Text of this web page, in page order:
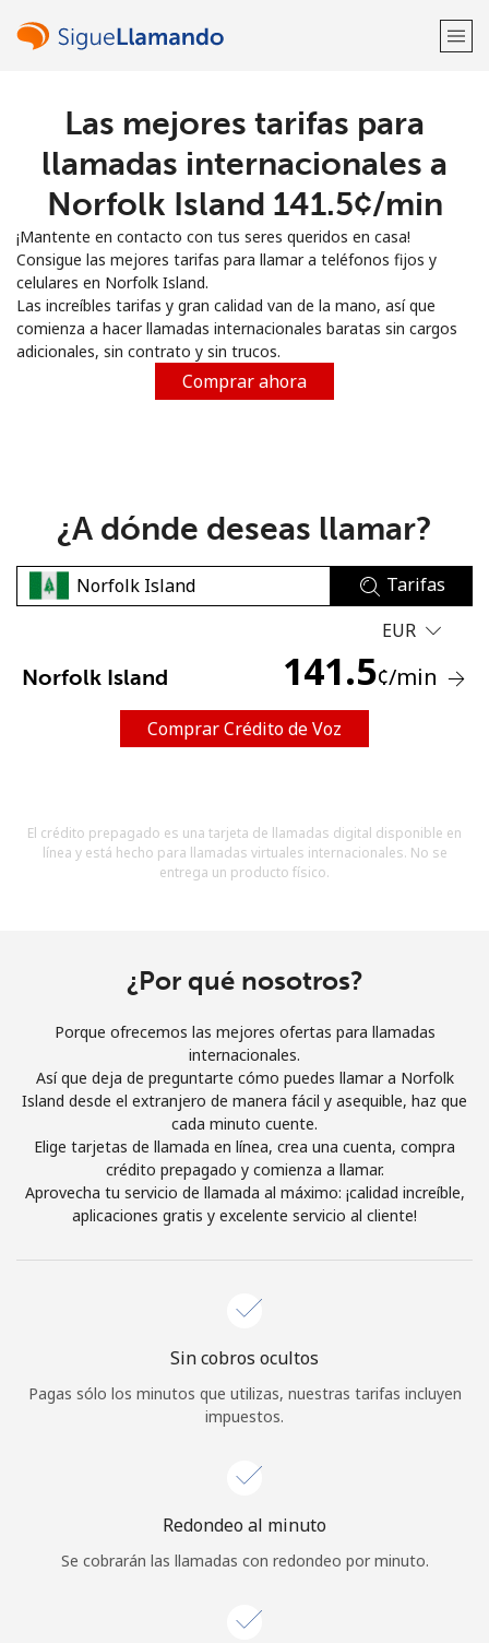
¡Bienvenido!
Regístrate con
o
No se ha creado una contraseña
Una letra mayúscula y una minúscula
Un número
Al abrir una cuenta en este sitio web, estoy de acuerdo con
Únete
¡Hola!
Inicia sesión oREGÍSTRATE →
o
Continuar con
Las mejores tarifas para
llamadas internacionales a
Norfolk Island ⁦141.5¢⁩/min
¡Mantente en contacto con tus seres queridos en casa!
Consigue las mejores tarifas para llamar a teléfonos fijos y
celulares en Norfolk Island.
Las increíbles tarifas y gran calidad van de la mano, así que
comienza a hacer llamadas internacionales baratas sin cargos
adicionales, sin contrato y sin trucos.
Comprar ahora
¿A dónde deseas llamar?
Tarifas
EUR
Norfolk Island 141.5¢/min
Comprar Crédito de Voz
El crédito prepagado es una tarjeta de llamadas digital disponible en
línea y está hecho para llamadas virtuales internacionales. No se
entrega un producto físico.
¿Por qué nosotros?
Porque ofrecemos las mejores ofertas para llamadas
internacionales.
Así que deja de preguntarte cómo puedes llamar a Norfolk
Island desde el extranjero de manera fácil y asequible, haz que
cada minuto cuente.
Elige tarjetas de llamada en línea, crea una cuenta, compra
crédito prepagado y comienza a llamar.
Aprovecha tu servicio de llamada al máximo: ¡calidad increíble,
aplicaciones gratis y excelente servicio al cliente!
Sin cobros ocultos
Pagas sólo los minutos que utilizas, nuestras tarifas incluyen
impuestos.
Redondeo al minuto
Se cobrarán las llamadas con redondeo por minuto.